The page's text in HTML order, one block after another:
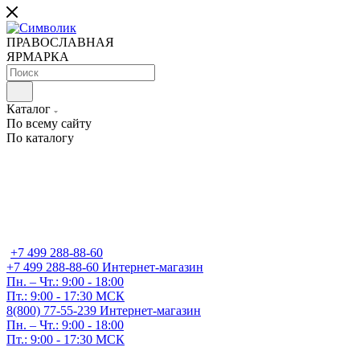
ПРАВОСЛАВНАЯ
ЯРМАРКА
Каталог
По всему сайту
По каталогу
+7 499 288-88-60
+7 499 288-88-60 Интернет-магазин
Пн. – Чт.: 9:00 - 18:00
Пт.: 9:00 - 17:30 МСК
8(800) 77-55-239 Интернет-магазин
Пн. – Чт.: 9:00 - 18:00
Пт.: 9:00 - 17:30 МСК